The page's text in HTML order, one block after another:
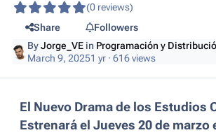
(0 reviews)
Share
Followers
ByJorge_VE in Programación y
March 9, 20251 yr · 616 views
El Nuevo Drama de los Estudios
Estrenará el Jueves 20 de marzo